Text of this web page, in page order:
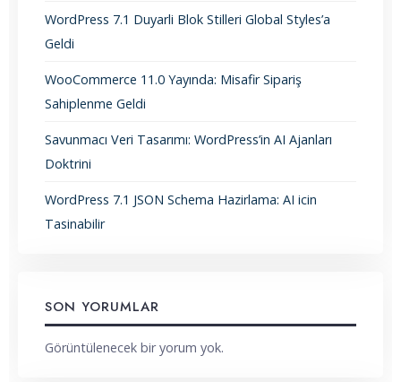
WordPress 7.1 Duyarli Blok Stilleri Global Styles’a
Geldi
WooCommerce 11.0 Yayında: Misafir Sipariş
Sahiplenme Geldi
Savunmacı Veri Tasarımı: WordPress’in AI Ajanları
Doktrini
WordPress 7.1 JSON Schema Hazirlama: AI icin
Tasinabilir
SON YORUMLAR
Görüntülenecek bir yorum yok.